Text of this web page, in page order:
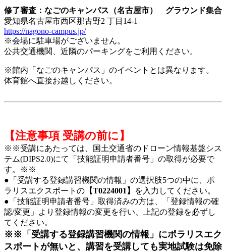
修了審査：なごのキャンパス（名古屋市） グラウンド集合
愛知県名古屋市西区那古野2 丁目14-1
https://nagono-campus.jp/
※会場に駐車場がございません。
公共交通機関、近隣のパーキングをご利用ください。
※館内「なごのキャンパス」のイベントとは異なります。
体育館へ直接お越しください。
【注意事項 受講の前に】
※※受講にあたっては、国土交通省のドローン情報基盤シス
テム(DIPS2.0)にて「技能証明申請者番号」の取得が必要で
す。※※
●「受講する登録講習機関の情報」の選択肢5つの中に、ポ
ラリスエクスポートの 【T0224001】
を入力してください。
●「技能証明申請者番号」取得済みの方は、「登録情報の確
認/変更」より登録情報の変更を行い、上記の登録を必ずし
てください。
※※「受講する登録講習機関の情報」にポラリスエク
スポートが無いと、講習を受講しても実地試験は免除